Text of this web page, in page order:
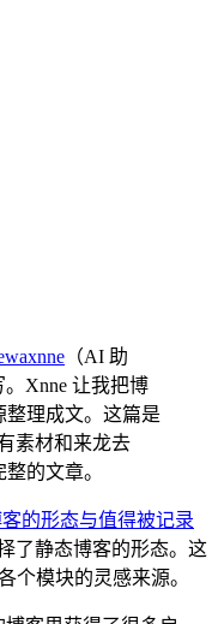
（AI 助
。Xnne 让我把博
理成文。这篇是
素材和来龙去
的文章。
的形态与值得被记录
了静态博客的形态。这
个模块的灵感来源。